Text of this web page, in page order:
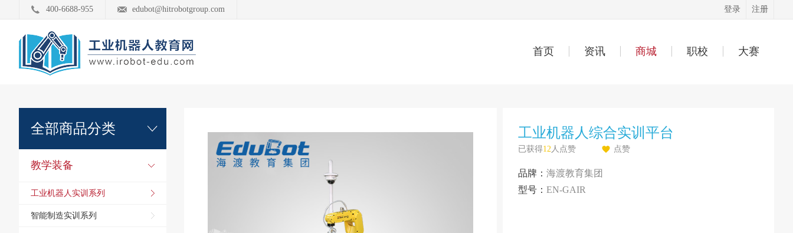
400-6688-955 edubot@hitrobotgroup.com 登录 注册
首页 资讯 商城 职校 大赛
全部商品分类
教学装备
工业机器人实训系列
智能制造实训系列
工业机器人综合实训平台
已获得12人点赞 点赞
品牌： 海渡教育集团
型号： EN-GAIR